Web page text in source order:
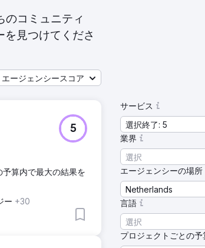
のコミュニティ
見つけてくださ
エージェンシースコア
5
算内で最大の結果を
ー +30
サービス
選択終了: 5
業界
選択
エージェンシーの場所
Netherlands
言語
選択
プロジェクトごとの予